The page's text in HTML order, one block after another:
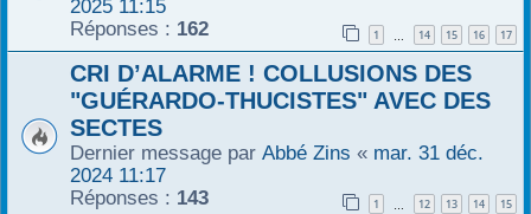
2025 11:15
Réponses : 162 1 … 14 15 16 17
CRI D’ALARME ! COLLUSIONS DES
"GUÉRARDO-THUCISTES" AVEC DES
SECTES
Dernier message par Abbé Zins « mar. 31 déc.
2024 11:17
Réponses : 143 1 … 12 13 14 15